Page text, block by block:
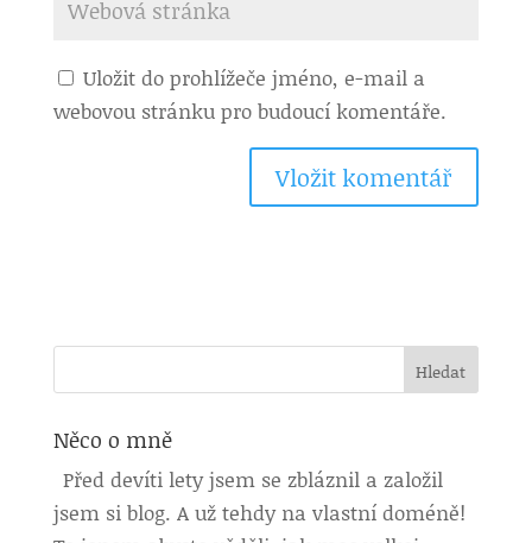
Uložit do prohlížeče jméno, e-mail a
webovou stránku pro budoucí komentáře.
Něco o mně
Před devíti lety jsem se zbláznil a založil
jsem si blog. A už tehdy na vlastní doméně!